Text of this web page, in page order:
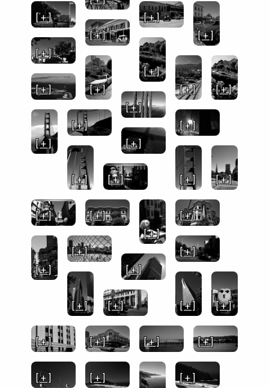
[ + ]
[ + ]
[ + ]
[ + ]
[ + ]
[ + ]
[ + ]
[ + ] [ + ]
[ + ]
[ + ]
[ + ]
[ + ]
[ + ]
[ + ]
[ + ] [ + ]
[ + ]
[ + ]
[ + ]
[ + ]
[ + ]
[ + ]
[ + ]
[ + ]
[ + ]
[ + ]
[ + ] [ + ]
[ + ]
[ + ] [ + ]
[ + ]
[ + ] [ + ]
[ + ]
[ + ]
[ + ]